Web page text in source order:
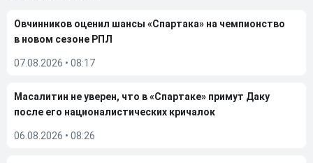
Овчинников оценил шансы «Спартака» на чемпионство
в новом сезоне РПЛ
07.08.2026 • 08:17
Масалитин не уверен, что в «Спартаке» примут Даку
после его националистических кричалок
06.08.2026 • 08:26